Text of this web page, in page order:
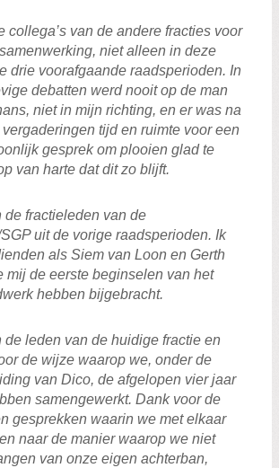
collega’s van de andere fracties voor
niet alleen in deze
drie voorafgaande raadsperioden. In
debatten werd nooit op de man
niet in mijn richting, en er was na
tijd en ruimte voor een
gesprek om plooien glad te
van harte dat dit zo blijft.
de fractieleden van de
uit de vorige raadsperioden. Ik
als Siem van Loon en Gerth
mij de eerste beginselen van het
hebben bijgebracht.
de leden van de huidige fractie en
de wijze waarop we, onder de
van Dico, de afgelopen vier jaar
samengewerkt. Dank voor de
gesprekken waarin we met elkaar
naar de manier waarop we niet
van onze eigen achterban,